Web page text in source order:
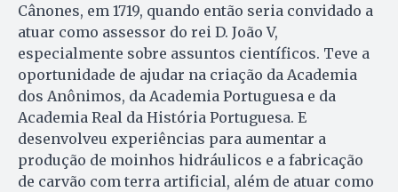
Cânones, em 1719, quando então seria convidado a
atuar como assessor do rei D. João V,
especialmente sobre assuntos científicos. Teve a
oportunidade de ajudar na criação da Academia
dos Anônimos, da Academia Portuguesa e da
Academia Real da História Portuguesa. E
desenvolveu experiências para aumentar a
produção de moinhos hidráulicos e a fabricação
de carvão com terra artificial, além de atuar como